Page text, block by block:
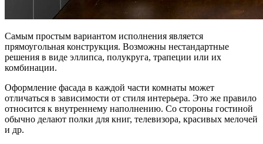
Самым простым вариантом исполнения является
прямоугольная конструкция. Возможны нестандартные
решения в виде эллипса, полукруга, трапеции или их
комбинации.
Оформление фасада в каждой части комнаты может
отличаться в зависимости от стиля интерьера. Это же правило
относится к внутреннему наполнению. Со стороны гостиной
обычно делают полки для книг, телевизора, красивых мелочей
и др.